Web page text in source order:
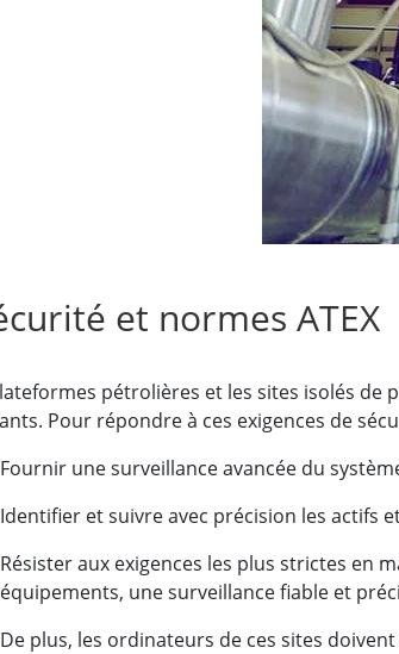
pour ordinateurs embarquésPasserelle
Pétrole et
Tablette
Terminaux
ATEX
Panneau PC
et normes ATEX
pétrolières et les sites isolés
Pour répondre à ces exigences de
Fournir une surveillance avancée du
Identifier et suivre avec précision les actifs
Résister aux exigences les plus strictes en
équipements, une surveillance fiable et
De plus, les ordinateurs de ces sites